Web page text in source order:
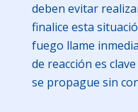
deben evitar
finalice esta
fuego llame
de reacción es
se propague sin